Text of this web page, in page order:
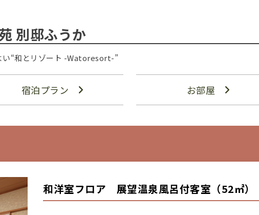
別邸ふうか
い“和とリゾート -Watoresort-”
宿泊プラン お部屋
和洋室フロア 展望温泉風呂付客室（52㎡）